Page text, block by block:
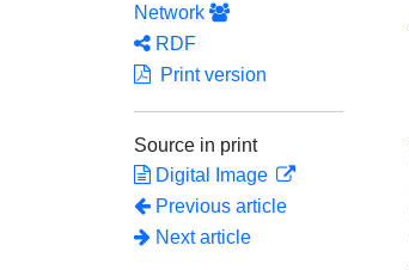
Network
RDF
Print version
Source in print
Digital Image
Previous article
Next article